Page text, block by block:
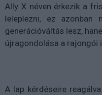
Ally X néven érkezik a
leleplezni, ez
generációváltás lesz,
újragondolása a rajongói
A lap kérdéseire